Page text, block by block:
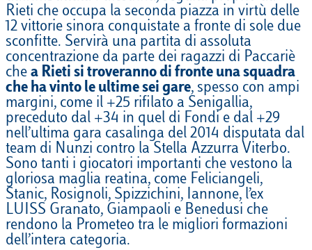
Rieti che occupa la seconda piazza in virtù delle
12 vittorie sinora conquistate a fronte di sole due
sconfitte. Servirà una partita di assoluta
concentrazione da parte dei ragazzi di Paccariè
che a Rieti si troveranno di fronte una squadra
che ha vinto le ultime sei gare, spesso con ampi
margini, come il +25 rifilato a Senigallia,
preceduto dal +34 in quel di Fondi e dal +29
nell’ultima gara casalinga del 2014 disputata dal
team di Nunzi contro la Stella Azzurra Viterbo.
Sono tanti i giocatori importanti che vestono la
gloriosa maglia reatina, come Feliciangeli,
Stanic, Rosignoli, Spizzichini, Iannone, l’ex
LUISS Granato, Giampaoli e Benedusi che
rendono la Prometeo tra le migliori formazioni
dell’intera categoria.